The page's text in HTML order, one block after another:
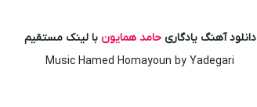
دانلود آهنگ یادگاریحامد همایونبا لینک مستقیم
Music Hamed Homayoun by Yadegari